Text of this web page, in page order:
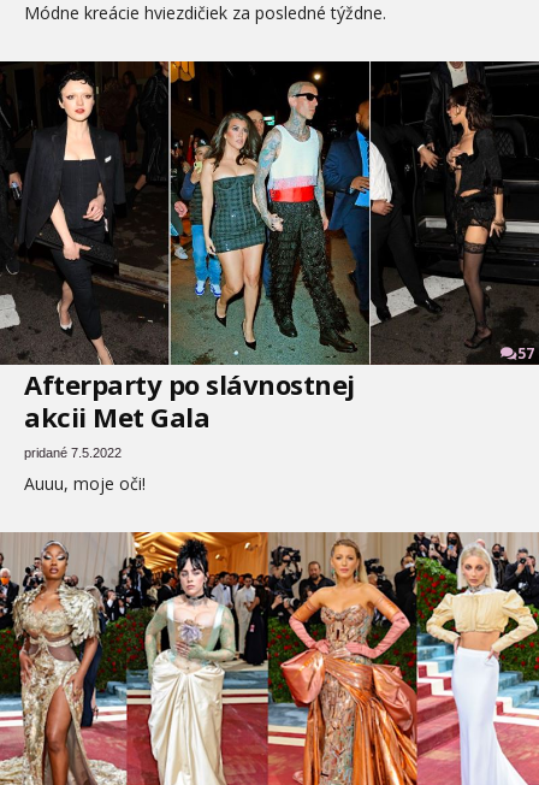
Módne kreácie hviezdičiek za posledné týždne.
57
Afterparty po slávnostnej
akcii Met Gala
pridané 7.5.2022
Auuu, moje oči!